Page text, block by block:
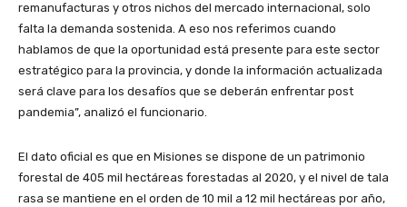
remanufacturas y otros nichos del mercado internacional, solo
falta la demanda sostenida. A eso nos referimos cuando
hablamos de que la oportunidad está presente para este sector
estratégico para la provincia, y donde la información actualizada
será clave para los desafíos que se deberán enfrentar post
pandemia”, analizó el funcionario.
El dato oficial es que en Misiones se dispone de un patrimonio
forestal de 405 mil hectáreas forestadas al 2020, y el nivel de tala
rasa se mantiene en el orden de 10 mil a 12 mil hectáreas por año,